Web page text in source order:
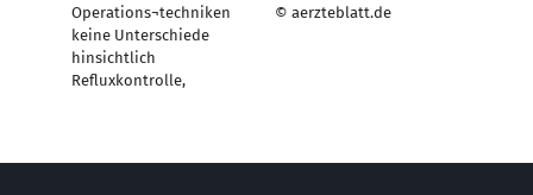
Operations¬techniken
keine Unterschiede
hinsichtlich
Refluxkontrolle,
© aerzteblatt.de